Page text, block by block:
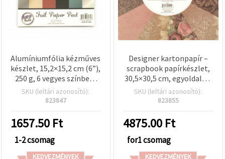
Alumíniumfólia kézműves
készlet, 15,2×15,2 cm (6”),
250 g, 6 vegyes színben,
18 ív
SKU (leltári azonosító):
823847
1657.50 Ft
1-2 csomag
KEDVEZMÉNYEK
Designer kartonpapír –
scrapbook papírkészlet,
30,5×30,5 cm, egyoldalas,
180 g/m², 12 vegyes
minta, 24 lap
SKU (leltári azonosító):
823855
4875.00 Ft
for1 csomag
KEDVEZMÉNYEK